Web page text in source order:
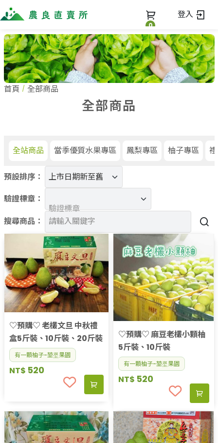
0
登入
全部商品
全部商品
當季優質水果專區
新鮮蔬菜
麵食、米粉
油、醬油
調味、醬料
果乾、點心
果醬、蜂蜜
咖啡
花果茶飲
加工飲品
花卉
加工生活用品
原民特區
農會商品
大量採購優惠專區
農業策略聯盟 送禮專區
優質水果
最新消息
小農
美味食譜
關於我們
加入我們
訂單查詢
登入
首頁 全部商品
全部商品
全站商品 當季優質水果專區 鳳梨專區 柚子專區
預設排序：
驗證標章：
驗證標章
搜尋商品：
♡預購♡ 老欉文旦 中秋禮
盒5斤裝、10斤裝、20斤裝
有一顆柚子-堃埊果園
NT$ 520
♡預購♡ 麻豆老欉小顆柚
5斤裝、10斤裝
有一顆柚子-堃埊果園
NT$ 520